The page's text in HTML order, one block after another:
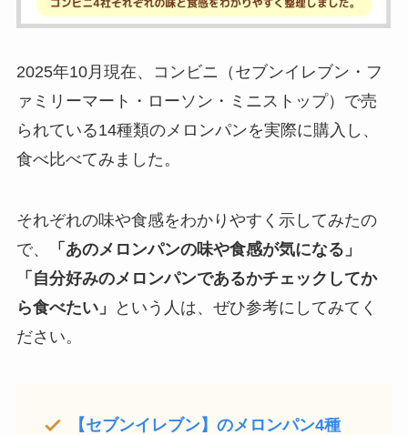
2025年10月現在、コンビニ（セブンイレブン・フ
ァミリーマート・ローソン・ミニストップ）で売
られている14種類のメロンパンを実際に購入し、
食べ比べてみました。
それぞれの味や食感をわかりやすく示してみたの
で、
「あのメロンパンの味や食感が気になる」
「自分好みのメロンパンであるかチェックしてか
ら食べたい」
という人は、ぜひ参考にしてみてく
ださい。
【セブンイレブン】のメロンパン4種